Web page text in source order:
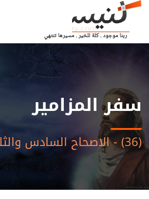
سفر المزامير
(36) - الاصحاح السادس والثلاثون